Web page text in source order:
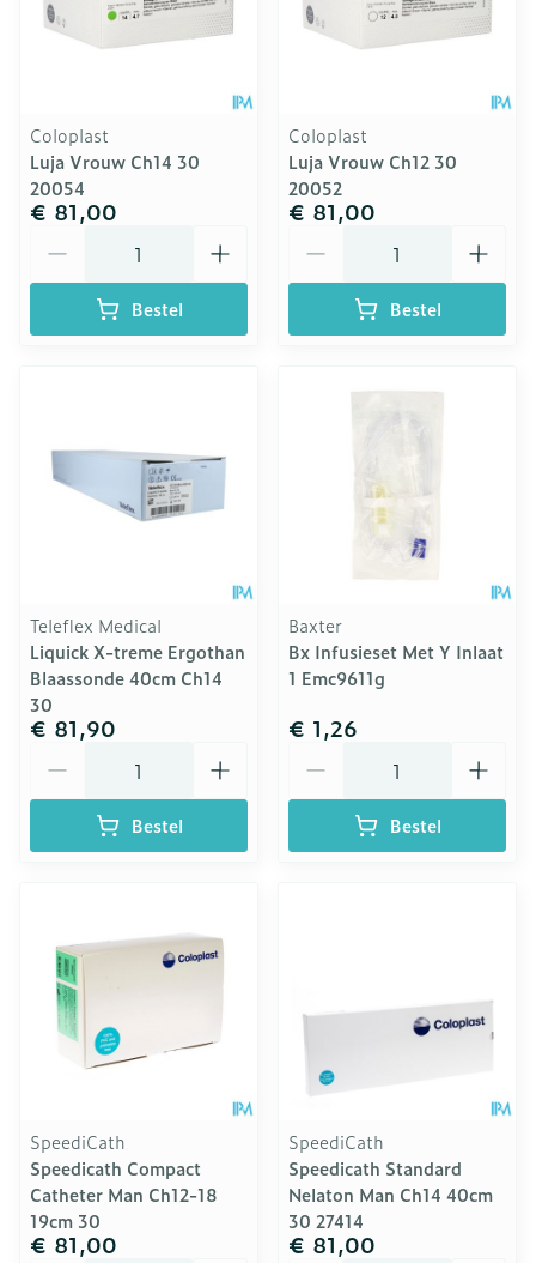
Coloplast
Luja Vrouw Ch14 30
20054
€ 81,00
Bestel
Coloplast
Luja Vrouw Ch12 30
20052
€ 81,00
Bestel
Teleflex Medical
Liquick X-treme Ergothan
Blaassonde 40cm Ch14
30
€ 81,90
Bestel
Baxter
Bx Infusieset Met Y Inlaat
1 Emc9611g
€ 1,26
Bestel
SpeediCath
Speedicath Compact
Catheter Man Ch12-18
19cm 30
€ 81,00
SpeediCath
Speedicath Standard
Nelaton Man Ch14 40cm
30 27414
€ 81,00